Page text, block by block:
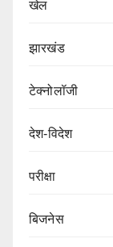
खेल
झारखंड
टेक्नोलॉजी
देश-विदेश
परीक्षा
बिजनेस